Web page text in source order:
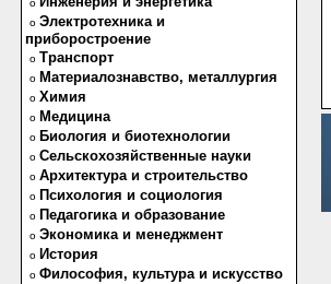
o
o Электротехника и
приборостроение
o Транспорт
o Материалознавство, металлургия
o Химия
o Медицина
o Биология и биотехнологии
o Сельскохозяйственные науки
o Архитектура и строительство
o Психология и социология
o Педагогика и образование
o Экономика и менеджмент
o История
o Философия, культура и искусство